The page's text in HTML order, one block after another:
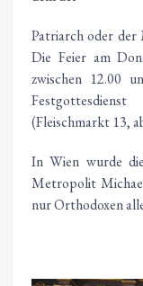
Patriarch oder der
Die Feier am
zwischen 12.00
(Fleischmarkt 13,
In Wien wurde
Metropolit
nur Orthodoxen